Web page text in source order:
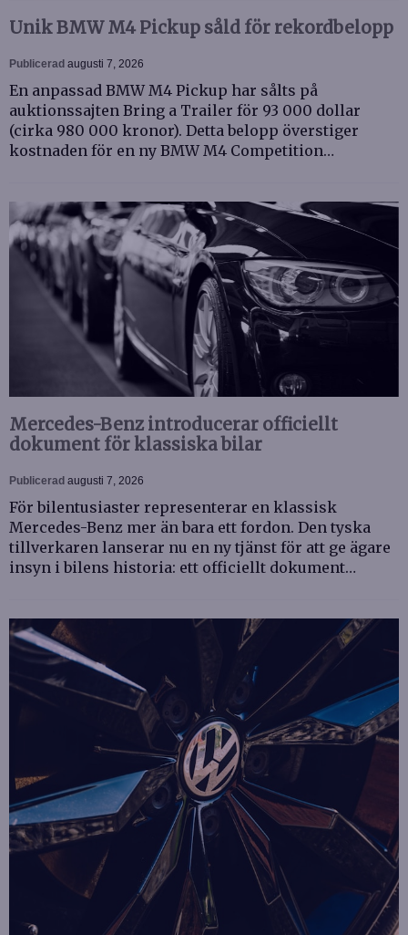
Unik BMW M4 Pickup såld för rekordbelopp
Publicerad augusti 7, 2026
En anpassad BMW M4 Pickup har sålts på
auktionssajten Bring a Trailer för 93 000 dollar
(cirka 980 000 kronor). Detta belopp överstiger
kostnaden för en ny BMW M4 Competition…
Mercedes-Benz introducerar officiellt
dokument för klassiska bilar
Publicerad augusti 7, 2026
För bilentusiaster representerar en klassisk
Mercedes-Benz mer än bara ett fordon. Den tyska
tillverkaren lanserar nu en ny tjänst för att ge ägare
insyn i bilens historia: ett officiellt dokument…